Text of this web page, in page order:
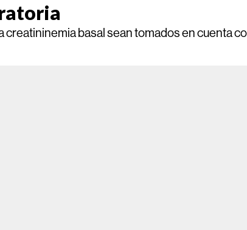
creatininemia basal sean tomados en cuenta